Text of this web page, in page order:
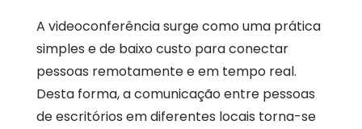
A videoconferência surge como uma prática
simples e de baixo custo para conectar
pessoas remotamente e em tempo real.
Desta forma, a comunicação entre pessoas
de escritórios em diferentes locais torna-se